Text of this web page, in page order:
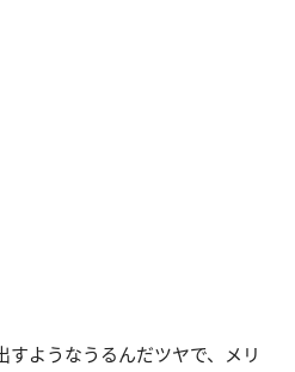
すようなうるんだツヤで、メリ